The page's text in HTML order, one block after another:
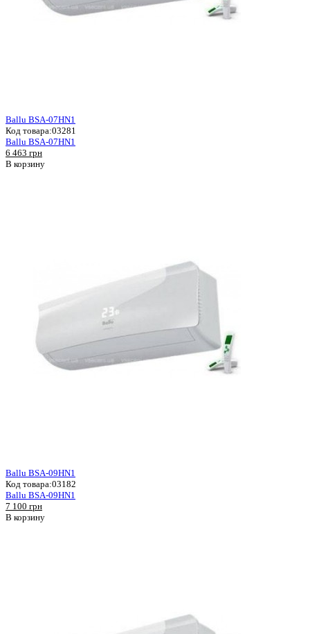
Ballu BSA-07HN1
Код товара:03281
Ballu BSA-07HN1
6 463 грн
В корзину
Ballu BSA-09HN1
Код товара:03182
Ballu BSA-09HN1
7 100 грн
В корзину